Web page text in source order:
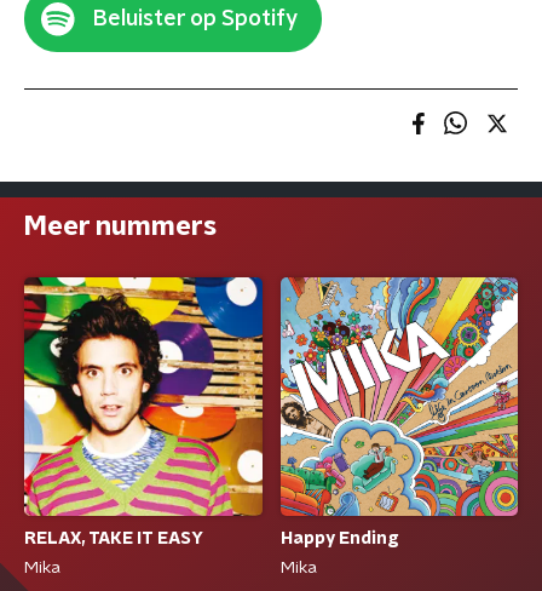
Beluister op Spotify
Meer nummers
RELAX, TAKE IT EASY
Mika
Happy Ending
Mika